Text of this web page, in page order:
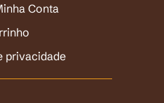
Conta
privacidade